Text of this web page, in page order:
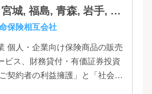
城, 福島, 青森, 岩手, 秋
東京, 神奈川, 千葉, 埼
栃木, 群馬, 新潟, 石川,
, 長野, 山梨, 愛知, 静
, 岐阜, 大阪, 京都, 兵庫,
保険相互会社
個人・企業向け保険商品の販売
ビス、財務貸付・有価証券投資
契約者の利益擁護」と「社会へ